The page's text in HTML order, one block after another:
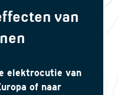
van
elektrocutie van
of naar